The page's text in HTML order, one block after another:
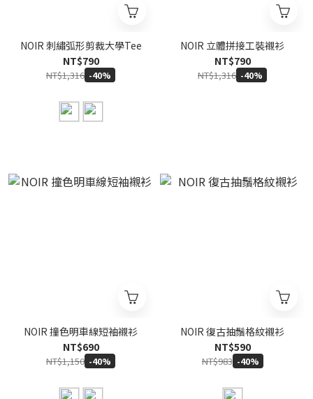
NOIR 刺繡弧形剪裁大學Tee
NT$790
NT$1,316 -40%
NOIR 立體拼接工裝襯衫
NT$790
NT$1,316 -40%
NOIR 撞色明車線短袖襯衫
NT$690
NT$1,150 -40%
NOIR 復古抽鬚格紋襯衫
NT$590
NT$983 -40%